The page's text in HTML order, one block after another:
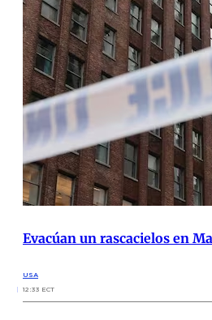
Evacúan un rascacielos en
USA
12:33 ECT